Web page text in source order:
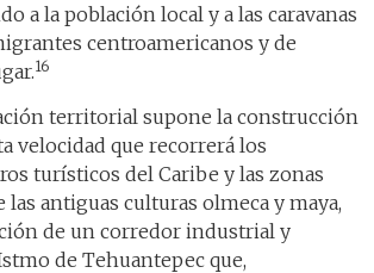
a la población local y a las caravanas
centroamericanos y de
16
territorial supone la construcción
velocidad que recorrerá los
turísticos del Caribe y las zonas
las antiguas culturas olmeca y maya,
de un corredor industrial y
de Tehuantepec que,